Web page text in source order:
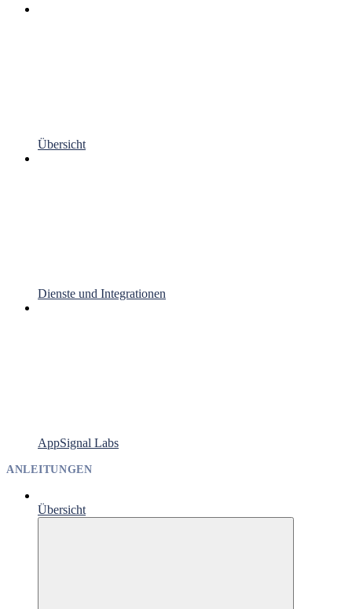
Übersicht
Dienste und Integrationen
AppSignal Labs
ANLEITUNGEN
Übersicht